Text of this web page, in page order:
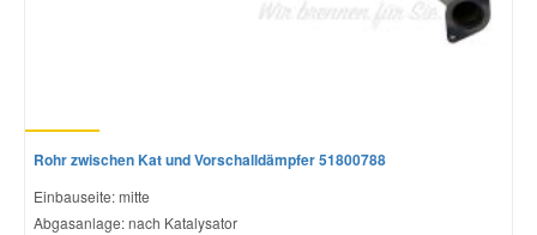
Rohr zwischen Kat und Vorschalldämpfer 51800788
Einbauseite: mitte
Abgasanlage: nach Katalysator